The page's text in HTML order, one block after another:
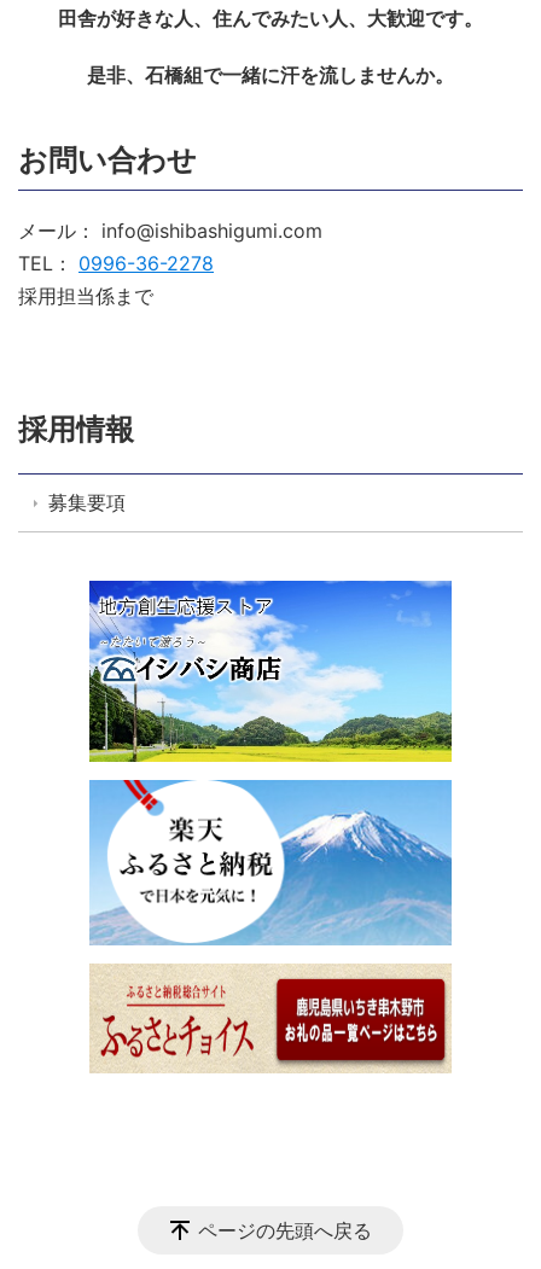
田舎が好きな人、住んでみたい人、大歓迎です。
是非、石橋組で一緒に汗を流しませんか。
お問い合わせ
メール： info@ishibashigumi.com
TEL： 0996-36-2278
採用担当係まで
採用情報
募集要項
ページの先頭へ戻る